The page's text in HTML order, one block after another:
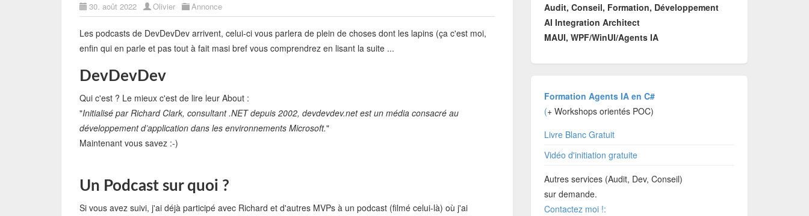
30. août 2022 Olivier Annonce
Les podcasts de DevDevDev arrivent, celui-ci vous parlera de plein de choses dont les lapins (ça c'est moi,
enfin qui en parle et pas tout à fait masi bref vous comprendrez en lisant la suite ...
DevDevDev
Qui c'est ? Le mieux c'est de lire leur About :
"Initialisé par Richard Clark, consultant .NET depuis 2002, devdevdev.net est un média consacré au
développement d’application dans les environnements Microsoft."
Maintenant vous savez :-)
Un Podcast sur quoi ?
Si vous avez suivi, j'ai déjà participé avec Richard et d'autres MVPs à un podcast (filmé celui-là) où j'ai
Audit, Conseil, Formation, Développement
AI Integration Architect
MAUI, WPF/WinUI/Agents IA
Formation Agents IA en C#
(+ Workshops orientés POC)
Livre Blanc Gratuit
Vidéo d'initiation gratuite
Autres services (Audit, Dev, Conseil)
sur demande.
Contactez moi !: